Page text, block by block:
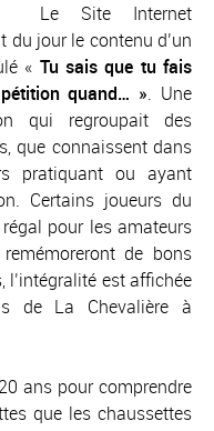
Le Site Internet
du jour le contenu d’un
« Tu sais que tu fais
quand… ». Une
qui regroupait des
que connaissent dans
pratiquant ou ayant
Certains joueurs du
pour les amateurs
de bons
l’intégralité est affichée
de La Chevalière à
ans pour comprendre
que les chaussettes